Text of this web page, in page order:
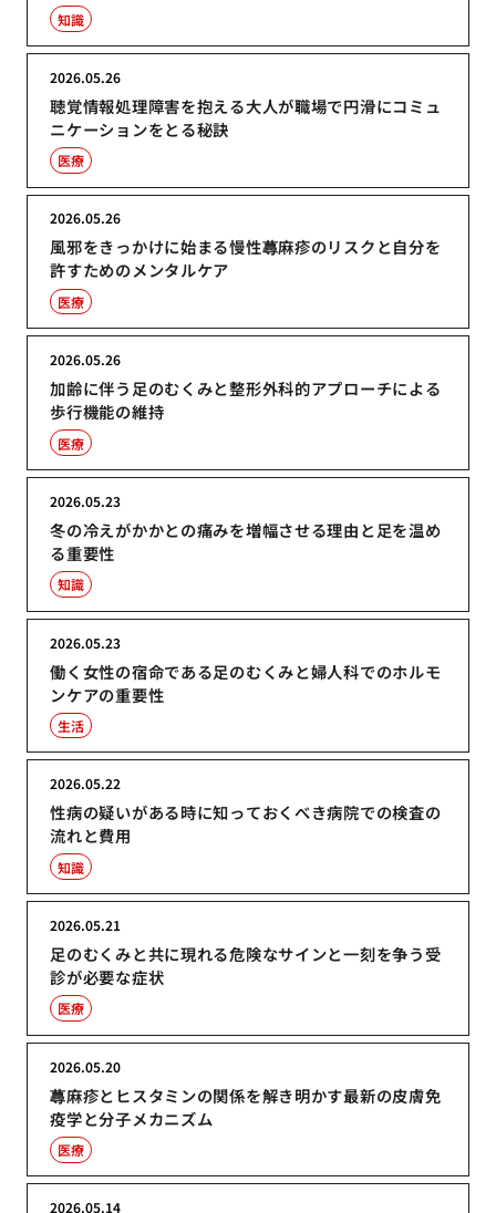
知識
聴覚情報処理障害を抱える大人が職場で円滑にコミュ
ニケーションをとる秘訣
2026.05.26
医療
風邪をきっかけに始まる慢性蕁麻疹のリスクと自分を
許すためのメンタルケア
2026.05.26
医療
加齢に伴う足のむくみと整形外科的アプローチによる
歩行機能の維持
2026.05.26
医療
冬の冷えがかかとの痛みを増幅させる理由と足を温め
る重要性
2026.05.23
知識
働く女性の宿命である足のむくみと婦人科でのホルモ
ンケアの重要性
2026.05.23
生活
性病の疑いがある時に知っておくべき病院での検査の
流れと費用
2026.05.22
知識
足のむくみと共に現れる危険なサインと一刻を争う受
診が必要な症状
2026.05.21
医療
蕁麻疹とヒスタミンの関係を解き明かす最新の皮膚免
疫学と分子メカニズム
2026.05.20
医療
2026.05.14